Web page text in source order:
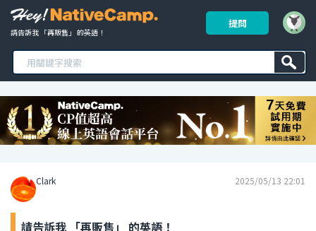
請告訴我 「再販售」 的英語！
提問
Clark 2025/05/13 22:01
請告訴我 「再販售」 的英語！